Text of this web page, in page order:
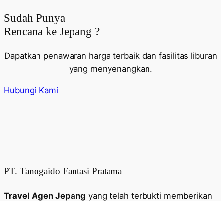
Sudah Punya
Rencana ke Jepang ?
Dapatkan penawaran harga terbaik dan fasilitas liburan
yang menyenangkan.
Hubungi Kami
PT. Tanogaido Fantasi Pratama
Travel Agen Jepang yang telah terbukti memberikan